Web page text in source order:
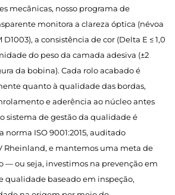
mecânicas, nosso programa de
monitora a clareza óptica (névoa
D1003), a consistência de cor (Delta E ≤ 1,0
do peso da camada adesiva (±2
da bobina). Cada rolo acabado é
quanto à qualidade das bordas,
e aderência ao núcleo antes
sistema de gestão da qualidade é
norma ISO 9001:2015, auditado
Rheinland, e mantemos uma meta de
— ou seja, investimos na prevenção em
qualidade baseado em inspeção,